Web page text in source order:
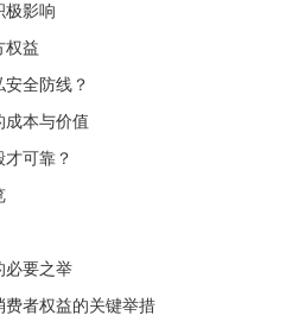
极影响
权益
全防线？
成本与价值
可靠？
要之举​
者权益的关键举措​